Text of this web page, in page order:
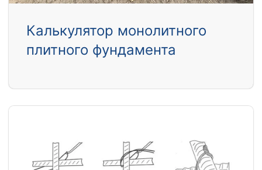
Калькулятор монолитного
плитного фундамента